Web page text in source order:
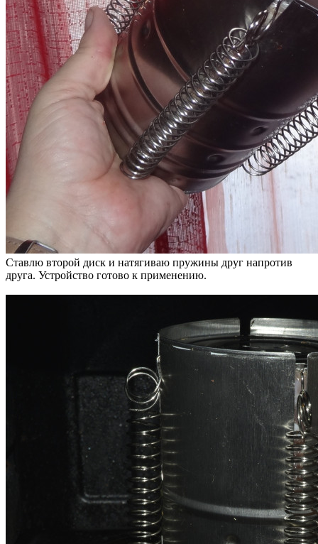
Ставлю второй диск и натягиваю пружины друг напротив
друга. Устройство готово к применению.